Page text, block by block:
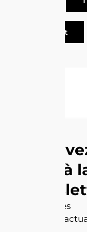
Voir tout
vous à
Recevez les
dernières